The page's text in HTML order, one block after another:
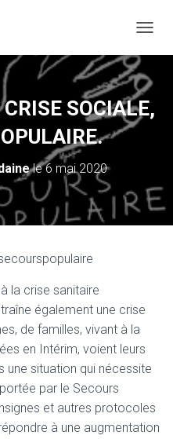
É
L
I
E
A
V
N
CRISE SOCIALE,
le6 mai 2020
la crise sanitaire
également une crise
de familles, vivant à la
en Intérim, voient leurs
une situation qui nécessite
par le Secours
et autres protocoles
à une augmentation